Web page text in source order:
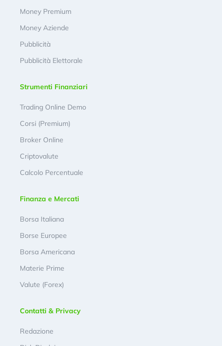
Money Premium
Money Aziende
Pubblicità
Pubblicità Elettorale
Strumenti Finanziari
Trading Online Demo
Corsi (Premium)
Broker Online
Criptovalute
Calcolo Percentuale
Finanza e Mercati
Borsa Italiana
Borse Europee
Borsa Americana
Materie Prime
Valute (Forex)
Contatti & Privacy
Redazione